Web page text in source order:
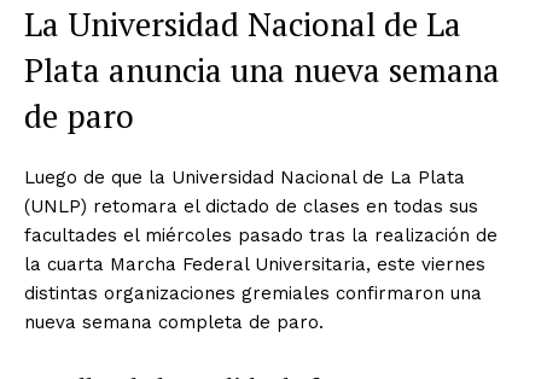
La Universidad Nacional de La
Plata anuncia una nueva semana
de paro
Luego de que la Universidad Nacional de La Plata
(UNLP) retomara el dictado de clases en todas sus
facultades el miércoles pasado tras la realización de
la cuarta Marcha Federal Universitaria, este viernes
distintas organizaciones gremiales confirmaron una
nueva semana completa de paro.